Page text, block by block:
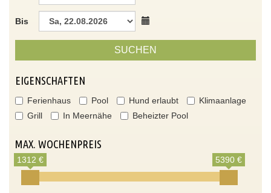
Bis
SUCHEN
EIGENSCHAFTEN
Ferienhaus Pool Hund erlaubt
Klimaanlage
Grill
In Meernähe Beheizter Pool
MAX. WOCHENPREIS
1312 € 5390 €